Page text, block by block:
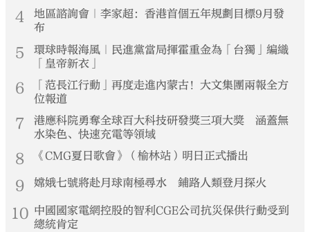
4
地區諮詢會｜李家超：香港首個五年規劃目標9月發
布
5
環球時報海風｜民進黨當局揮霍重金為「台獨」編織
「皇帝新衣」
6
「范長江行動」再度走進內蒙古！大文集團兩報全方
位報道
7
港應科院勇奪全球百大科技研發獎三項大獎 涵蓋無
水染色、快速充電等領域
8 《CMG夏日歌會》（榆林站）明日正式播出
9 嫦娥七號將赴月球南極尋水 鋪路人類登月探火
10 中國國家電網控股的智利CGE公司抗災保供行動受到
總統肯定